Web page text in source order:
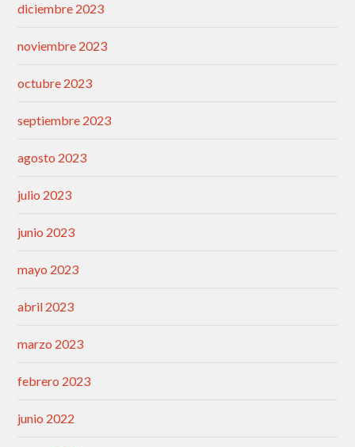
diciembre 2023
noviembre 2023
octubre 2023
septiembre 2023
agosto 2023
julio 2023
junio 2023
mayo 2023
abril 2023
marzo 2023
febrero 2023
junio 2022